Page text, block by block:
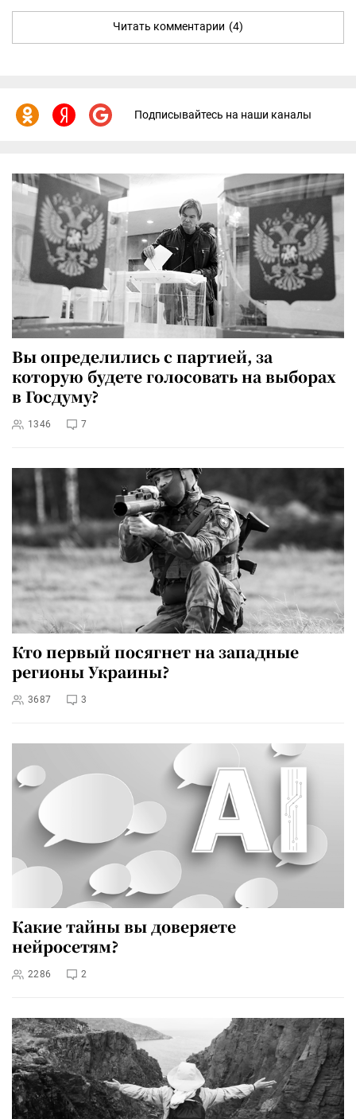
Читать комментарии (4)
Подписывайтесь на наши каналы
Вы определились с партией, за
которую будете голосовать на выборах
в Госдуму?
1346 7
Кто первый посягнет на западные
регионы Украины?
3687 3
Какие тайны вы доверяете
нейросетям?
2286 2